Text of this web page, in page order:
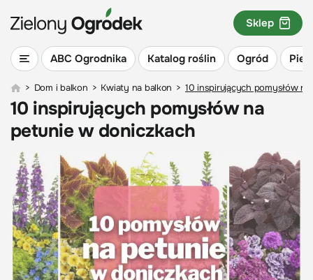
ABC Ogrodnika Katalog roślin Ogród
Sklep
> Dom i balkon > Kwiaty na balkon > 10 inspirujących pomysłów
10 inspirujących pomysłów na
petunie w doniczkach